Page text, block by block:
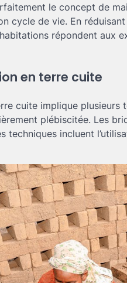
le concept de
cycle de vie. En
répondent aux
en terre cuite
cuite implique plusieurs
plébiscitée. Les
techniques incluent